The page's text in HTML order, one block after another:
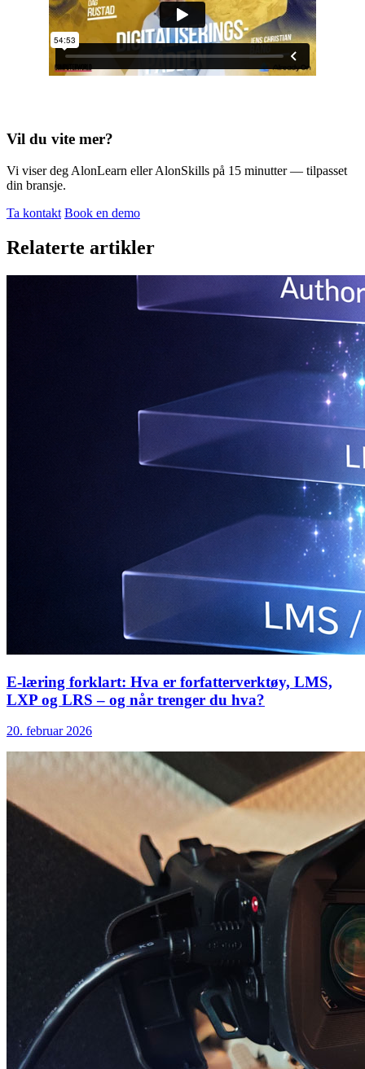
Vil du vite mer?
Vi viser deg AlonLearn eller AlonSkills på 15 minutter — tilpasset
din bransje.
Ta kontakt Book en demo
Relaterte artikler
E-læring forklart: Hva er forfatterverktøy, LMS,
LXP og LRS – og når trenger du hva?
20. februar 2026